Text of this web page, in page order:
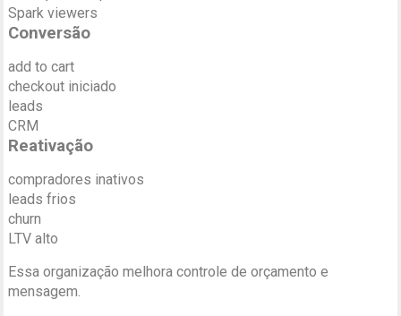
Spark viewers
Conversão
add to cart
checkout iniciado
leads
CRM
Reativação
compradores inativos
leads frios
churn
LTV alto
Essa organização melhora controle de orçamento e
mensagem.